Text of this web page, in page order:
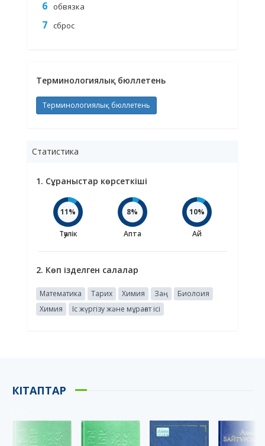
обвязка
сброс
Терминологиялық бюллетень
Терминологиялық бюллетень
Статистика
1. Сұраныстар көрсеткіші
11%
Тәулік
8%
Апта
10%
Ай
2. Көп ізделген салалар
Математика Тарих Химия Заң
Биолоия
Химия
Іс жүргізу және мұрағат ісі
КІТАПТАР